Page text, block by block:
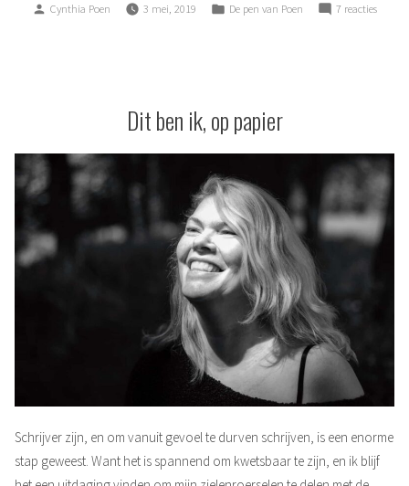
willekeur.”
Posted
Cynthia Poen 3 mei, 2019
Posted
De pen van Poen 7 reactiesop
Dit ben ik, op papier
Schrijver zijn, en om vanuit gevoel te durven schrijven, is een enorme
stap geweest. Want het is spannend om kwetsbaar te zijn, en ik blijf